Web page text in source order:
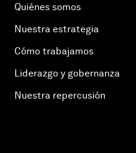
Quiénes somos
Nuestra estrategia
Cómo trabajamos
Liderazgo y gobernanza
Nuestra repercusión